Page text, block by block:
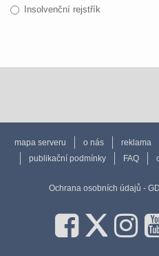
Insolvenční rejstřík
mapa serveru o nás reklama
publikační podmínky
FAQ
Ochrana osobních údajů -